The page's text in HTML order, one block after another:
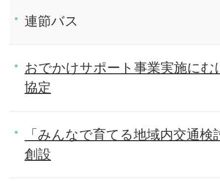
連節バス
おでかけサポート事業実施に
協定
「みんなで育てる地域内交通
創設